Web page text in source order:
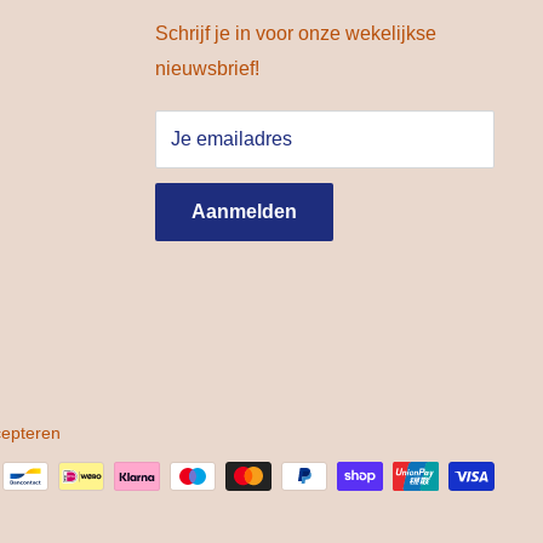
Schrijf je in voor onze wekelijkse
nieuwsbrief!
Je emailadres
Aanmelden